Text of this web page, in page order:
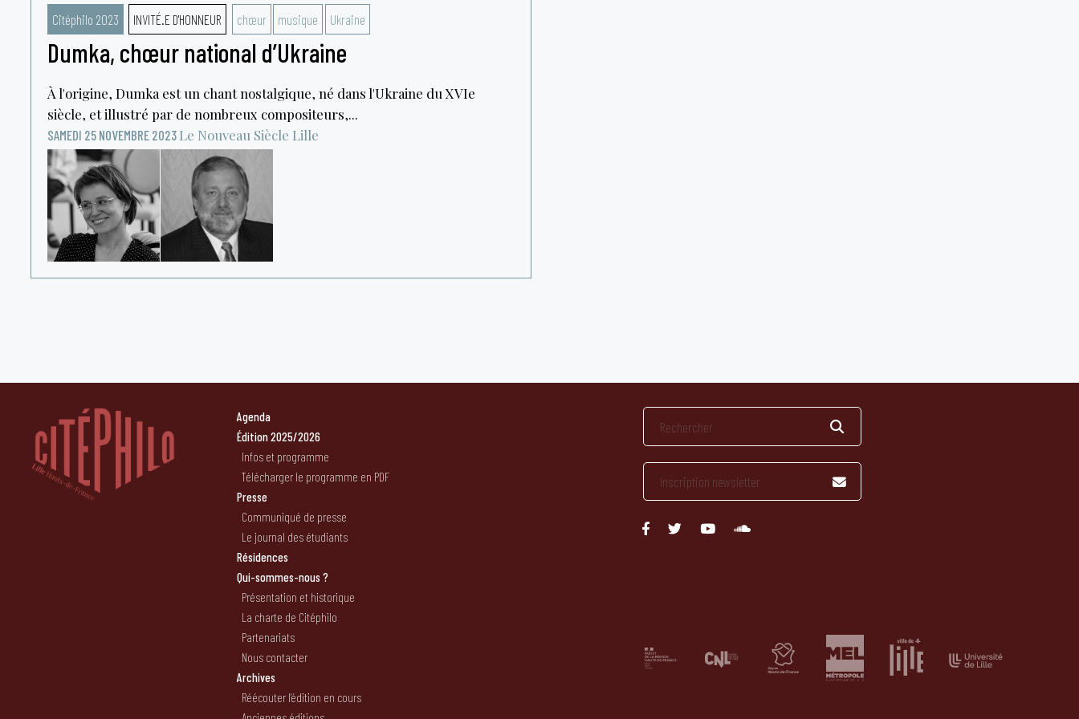
Citéphilo 2023 INVITÉ.E D'HONNEUR chœur musique Ukraine
Dumka, chœur national d’Ukraine
À l'origine, Dumka est un chant nostalgique, né dans l'Ukraine du XVIe
siècle, et illustré par de nombreux compositeurs,...
SAMEDI 25 NOVEMBRE 2023 Le Nouveau Siècle Lille
Agenda
Édition 2025/2026
Infos et programme
Télécharger le programme en PDF
Presse
Communiqué de presse
Le journal des étudiants
Résidences
Qui-sommes-nous ?
Présentation et historique
La charte de Citéphilo
Partenariats
Nous contacter
Archives
Réécouter l’édition en cours